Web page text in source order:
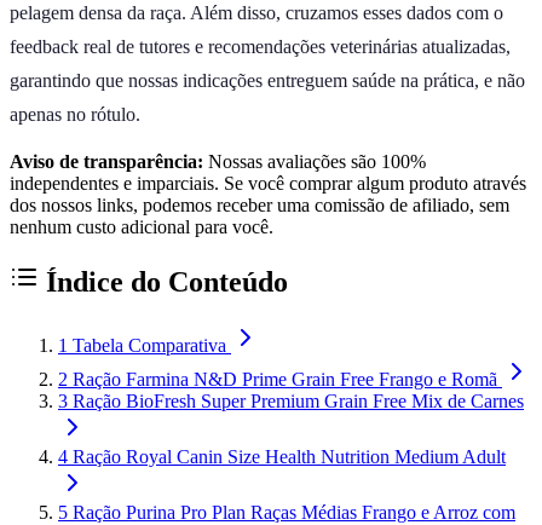
pelagem densa da raça. Além disso, cruzamos esses dados com o
feedback real de tutores e recomendações veterinárias atualizadas,
garantindo que nossas indicações entreguem saúde na prática, e não
apenas no rótulo.
Aviso de transparência: Nossas avaliações são 100%
independentes e imparciais. Se você comprar algum produto através
dos nossos links, podemos receber uma comissão de afiliado, sem
nenhum custo adicional para você.
Índice do Conteúdo
1 Tabela Comparativa
2 Ração Farmina N&D Prime Grain Free Frango e Romã
3 Ração BioFresh Super Premium Grain Free Mix de Carnes
4 Ração Royal Canin Size Health Nutrition Medium Adult
5 Ração Purina Pro Plan Raças Médias Frango e Arroz com